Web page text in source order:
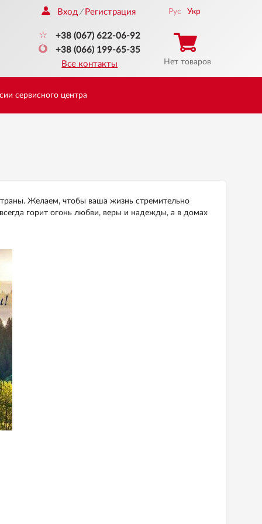
Вход / Регистрация
+38 (067) 622-06-92
+38 (066) 199-65-35
Все контакты
Рус Укр
Нет товаров
сервисного центра
Желаем, чтобы ваша жизнь стремительно
горит огонь любви, веры и надежды, а в домах